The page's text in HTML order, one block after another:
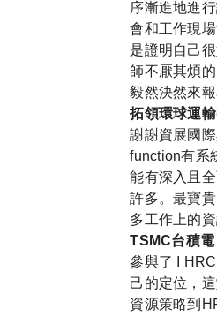
序漸進地進
會和工作現
是證明自己
師不厭其煩
毅然決然來
拓領環球運
謝謝資展國
function有系
能有深入且
許多。最寶
多工作上的
TSMC台積電
參與了 I
己的定位，
資源策略到